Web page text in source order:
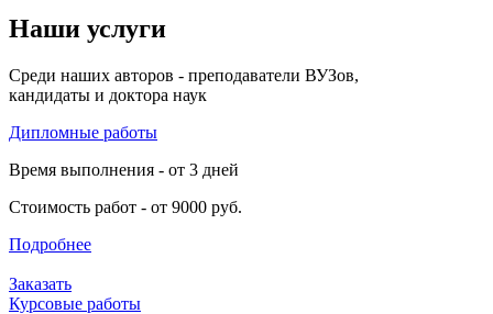
Наши услуги
Среди наших авторов - преподаватели ВУЗов,
кандидаты и доктора наук
Дипломные работы
Время выполнения - от 3 дней
Стоимость работ - от 9000 руб.
Подробнее
Заказать
Курсовые работы